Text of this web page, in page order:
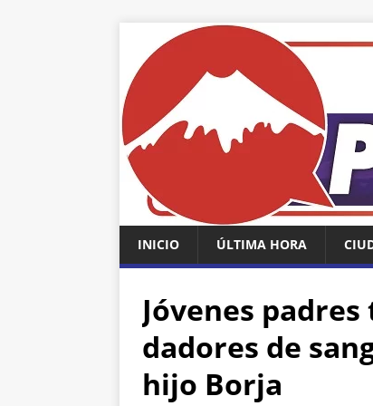
INICIO ÚLTIMA HORA
Jóvenes
dadores de
hijo Borja